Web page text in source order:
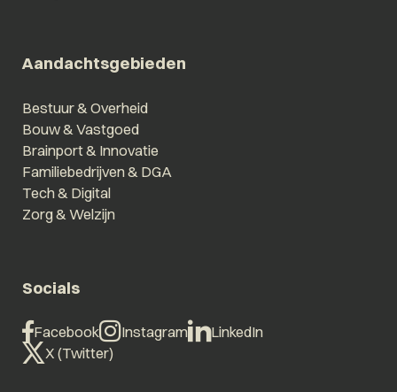
Aandachtsgebieden
Bestuur & Overheid
Bouw & Vastgoed
Brainport & Innovatie
Familiebedrijven & DGA
Tech & Digital
Zorg & Welzijn
Socials
Facebook Instagram
LinkedIn
X (Twitter)